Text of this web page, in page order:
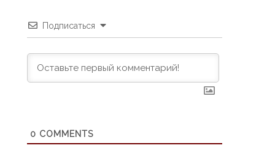
Подписаться
0 COMMENTS